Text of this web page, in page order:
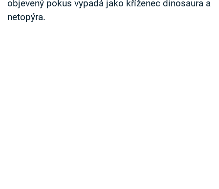
Sledujte nás
objevený pokus vypadá jako kříženec dinosaura a
netopýra.